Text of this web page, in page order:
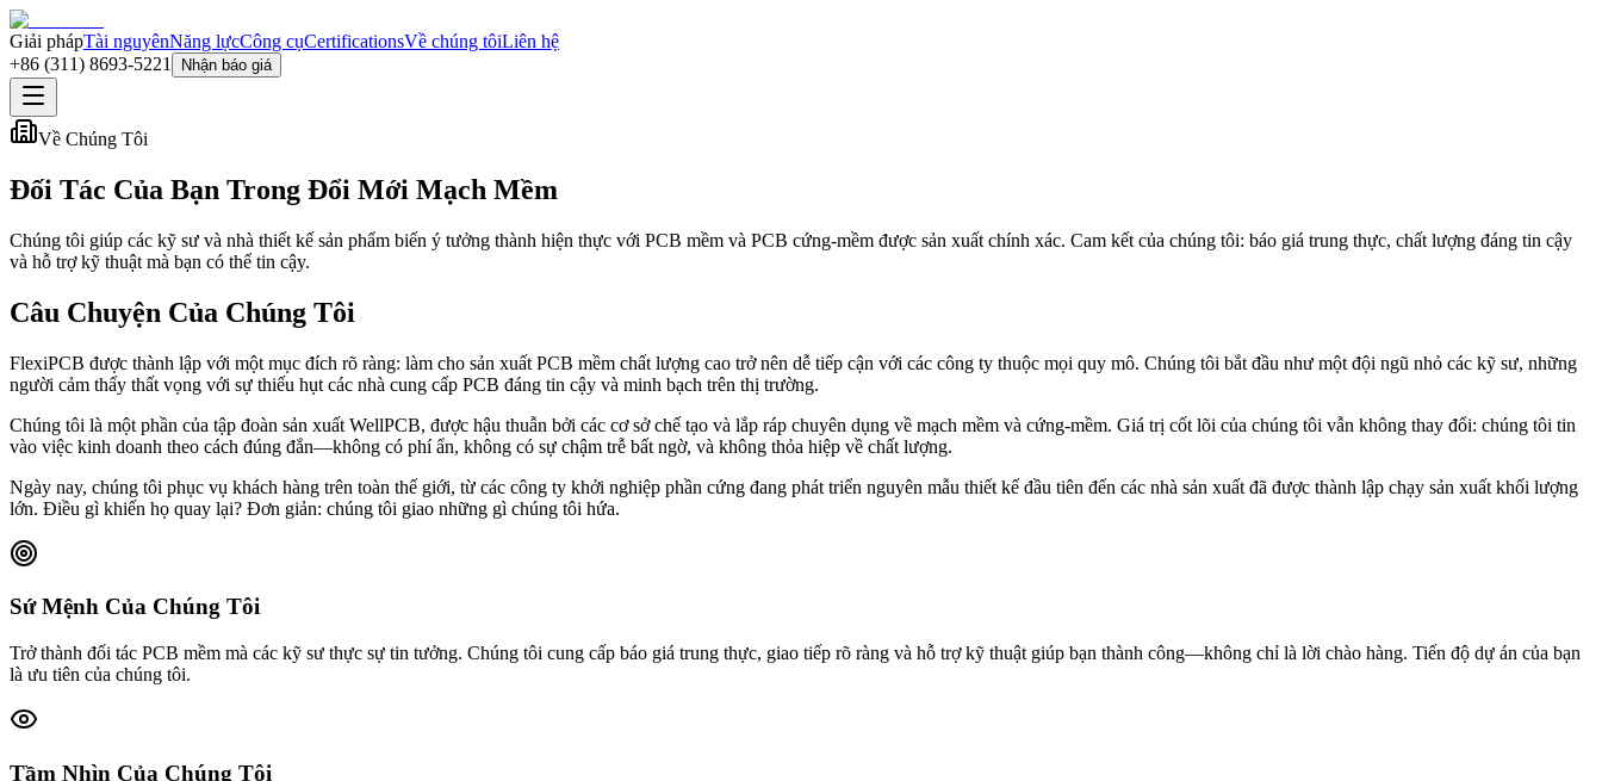
Giải phápTài nguyênNăng lựcCông cụCertificationsVề chúng tôiLiên hệ
+86 (311) 8693-5221
Nhận báo giá
Về Chúng Tôi
Đối Tác Của Bạn Trong Đổi Mới Mạch Mềm
Chúng tôi giúp các kỹ sư và nhà thiết kế sản phẩm biến ý tưởng thành hiện thực với PCB mềm và PCB cứng-mềm được sản xuất chính xác. Cam kết của chúng tôi: báo giá trung thực, chất lượng đáng tin cậy
và hỗ trợ kỹ thuật mà bạn có thể tin cậy.
Câu Chuyện Của Chúng Tôi
FlexiPCB được thành lập với một mục đích rõ ràng: làm cho sản xuất PCB mềm chất lượng cao trở nên dễ tiếp cận với các công ty thuộc mọi quy mô. Chúng tôi bắt đầu như một đội ngũ nhỏ các kỹ sư, những
người cảm thấy thất vọng với sự thiếu hụt các nhà cung cấp PCB đáng tin cậy và minh bạch trên thị trường.
Chúng tôi là một phần của tập đoàn sản xuất WellPCB, được hậu thuẫn bởi các cơ sở chế tạo và lắp ráp chuyên dụng về mạch mềm và cứng-mềm. Giá trị cốt lõi của chúng tôi vẫn không thay đổi: chúng tôi tin
vào việc kinh doanh theo cách đúng đắn—không có phí ẩn, không có sự chậm trễ bất ngờ, và không thỏa hiệp về chất lượng.
Ngày nay, chúng tôi phục vụ khách hàng trên toàn thế giới, từ các công ty khởi nghiệp phần cứng đang phát triển nguyên mẫu thiết kế đầu tiên đến các nhà sản xuất đã được thành lập chạy sản xuất khối lượng
lớn. Điều gì khiến họ quay lại? Đơn giản: chúng tôi giao những gì chúng tôi hứa.
Sứ Mệnh Của Chúng Tôi
Trở thành đối tác PCB mềm mà các kỹ sư thực sự tin tưởng. Chúng tôi cung cấp báo giá trung thực, giao tiếp rõ ràng và hỗ trợ kỹ thuật giúp bạn thành công—không chỉ là lời chào hàng. Tiến độ dự án của bạn
là ưu tiên của chúng tôi.
Tầm Nhìn Của Chúng Tôi